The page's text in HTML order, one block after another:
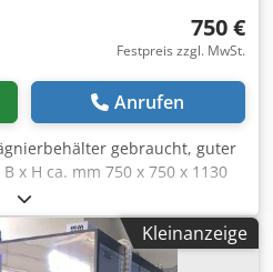
750 €
Festpreis zzgl. MwSt.
Anrufen
gebraucht, guter
x H ca. mm 750 x 750 x 1130
luftbetrieben Platzbedarf ca.
Gewicht ca. 200 kg Djdpjvwgd
Gerolzhofen Übergabe im
frei verladen -
Kleinanzeige